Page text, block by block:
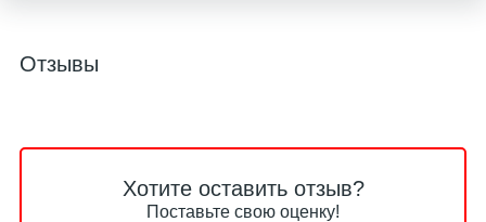
Отзывы
Хотите оставить отзыв?
Поставьте свою оценку!